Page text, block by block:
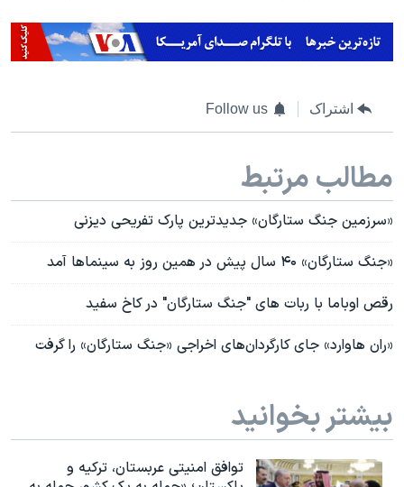
اشتراک Follow us
مطالب مرتبط
«سرزمین جنگ ستارگان» جدیدترین پارک تفریحی دیزنی
«جنگ ستارگان» ۴۰ سال پیش در همین روز به سینماها آمد
رقص اوباما با ربات های "جنگ ستارگان" در کاخ سفید
«ران هاوارد» جای کارگردان‌های اخراجی «جنگ ستارگان» را گرفت
بیشتر بخوانید
توافق امنیتی عربستان، ترکیه و